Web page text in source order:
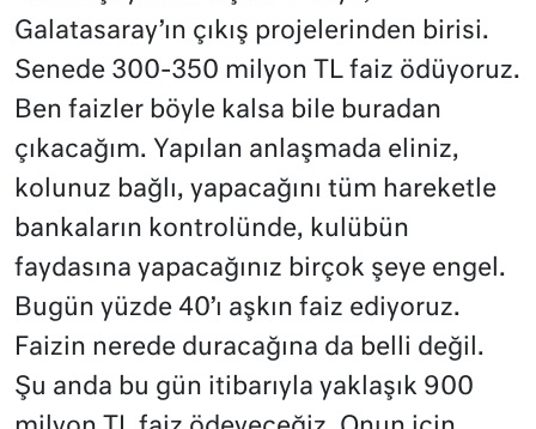
Galatasaray’ın çıkış projelerinden birisi.
Senede 300-350 milyon TL faiz ödüyoruz.
Ben faizler böyle kalsa bile buradan
çıkacağım. Yapılan anlaşmada eliniz,
kolunuz bağlı, yapacağını tüm hareketle
bankaların kontrolünde, kulübün
faydasına yapacağınız birçok şeye engel.
Bugün yüzde 40’ı aşkın faiz ediyoruz.
Faizin nerede duracağına da belli değil.
Şu anda bu gün itibarıyla yaklaşık 900